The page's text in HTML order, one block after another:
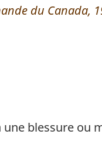
du Canada,
blessure ou